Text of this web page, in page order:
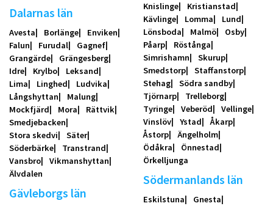
Dalarnas län
Avesta Borlänge
Enviken
Falun
Furudal
Gagnef
Grangärde
Grängesberg
Idre
Krylbo
Leksand
Lima
Linghed
Ludvika
Långshyttan
Malung
Mockfjärd
Mora
Rättvik
Smedjebacken
Stora skedvi
Säter
Söderbärke
Transtrand
Vansbro
Vikmanshyttan
Älvdalen
Gävleborgs län
Knislinge
Kristianstad
Kävlinge
Lomma
Lund
Lönsboda
Malmö
Osby
Påarp
Röstånga
Simrishamn
Skurup
Smedstorp
Staffanstorp
Stehag
Södra sandby
Tjörnarp
Trelleborg
Tyringe
Veberöd
Vellinge
Vinslöv
Ystad
Åkarp
Åstorp
Ängelholm
Ödåkra
Önnestad
Örkelljunga
Södermanlands län
Eskilstuna
Gnesta